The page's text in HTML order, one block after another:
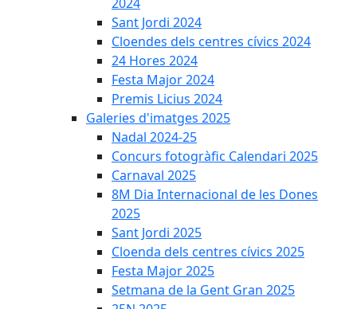
Sant Jordi 2024
Cloendes dels centres cívics 2024
24 Hores 2024
Festa Major 2024
Premis Licius 2024
Galeries d'imatges 2025
Nadal 2024-25
Concurs fotogràfic Calendari 2025
Carnaval 2025
8M Dia Internacional de les Dones
2025
Sant Jordi 2025
Cloenda dels centres cívics 2025
Festa Major 2025
Setmana de la Gent Gran 2025